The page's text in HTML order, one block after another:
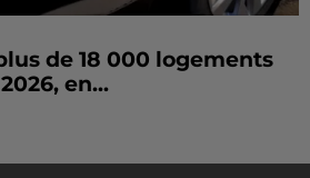
de 18 000 logements
en...